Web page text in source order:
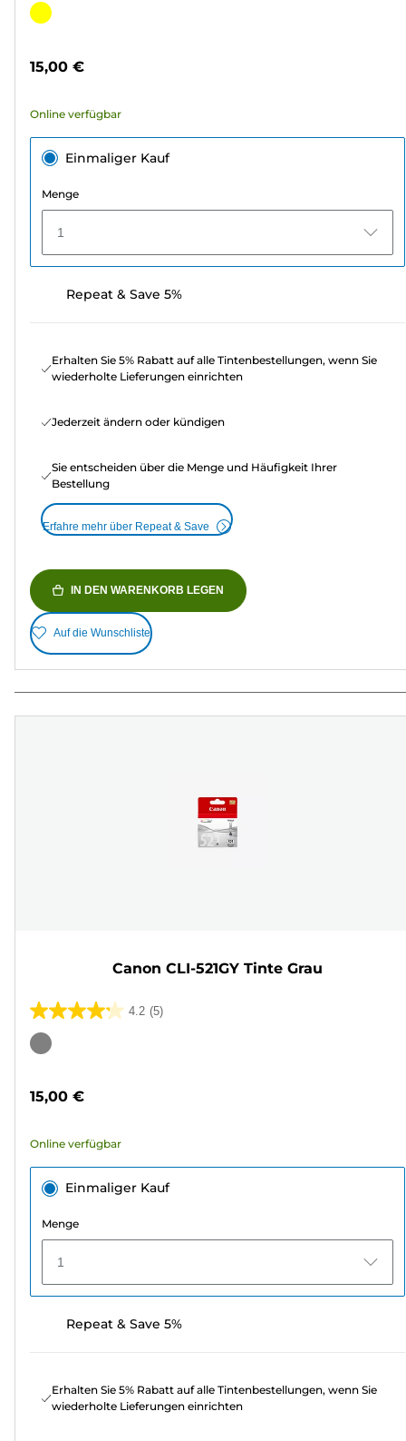
von
2
Farbpatrone
15,00 €
Online verfügbar
Einmaliger Kauf
Menge
1
Repeat & Save 5%
Erhalten Sie 5% Rabatt auf alle Tintenbestellungen, wenn Sie
wiederholte Lieferungen einrichten
Jederzeit ändern oder kündigen
Sie entscheiden über die Menge und Häufigkeit Ihrer
Bestellung
Erfahre mehr über Repeat & Save
IN DEN WARENKORB LEGEN
Auf die Wunschliste
Canon CLI-521GY Tinte Grau
4.2 (5)
4.2
von
Farbpatrone
15,00 €
Online verfügbar
Einmaliger Kauf
Menge
1
Repeat & Save 5%
Erhalten Sie 5% Rabatt auf alle Tintenbestellungen, wenn Sie
wiederholte Lieferungen einrichten